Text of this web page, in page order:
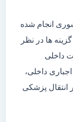
انجام شده
ها در نظر
داخلی
داخلی،
انتقال پزشکی